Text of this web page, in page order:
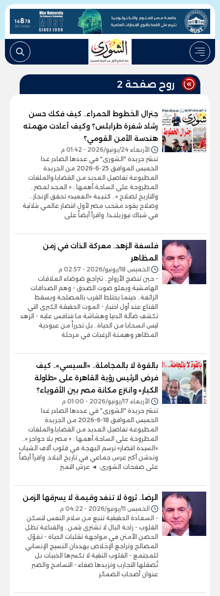
روح صفحة 2
جنرال الخطوط الحمراء.. كيف فكك حسن
رشاد شفرة طرابلس؟ وكيف أعادت مهمته
هندسة الأمن القومي؟
الأربعاء 24/يونيو/2026 - 01:42 م
تنشر جريدة "الشورى" في عددها الصادر غدا
الخميس الموافق 25-6-2026 من الجريدة
المطبوعة تفاصيل العديد من القضايا،والملفات
المطروحة على الساحة،أهمها : « المجد لمصر..
والتاريخ لصلاح ».. كـتـيـبة «العميد» تحقق الإنجاز..
وصلاح يقود منتخب مصر لأول انتصار عالمي بثلاثية
في شباك نيوزيلنـدا. واقرأ أيضاً على
فلسفة الزهد.. معركة الذات في زمن
المظاهر
الخميس 18/يونيو/2026 - 02:57 م
- حين تنضج الأرواح.. تتراجع ضوضاء العلاقات
الهامشية ويعلو صوت الصدق - وهم الصداقات
الزائفة.. حينما يختلط القرب بالمصلحة ويسقط
القناع عند أول اختبار - الموت الحقيقة الكبرى التي
تكشف ضآلة الدنيا وهشاشة ما نتنافس عليه - الزهد
ليس انسحابا من الحياة.. بل تحرراً من عبودية
المظاهر وهيمنة الرغبات في مرحلة
بالقوة لا بالمجاملة.. «السيسي».. كيف
فرض الرئيس رؤية القاهرة على «طاولة
الكبار» وانتزع مكانة مصر بين الأقوياء؟
الأربعاء 17/يونيو/2026 - 01:00 م
تنشر جريدة "الشورى" في عددها الصادر غدا
الخميس الموافق 18-6-2026 من الجريدة
المطبوعة تفاصيل العديد من القضايا،والملفات
المطروحة على الساحة،أهمها : « مصر بلا حواجز »..
«السيدة انتصار» ترسم البهجة في قلوب آلاف الشباب
وتدشن أكبر عرس جماعي في تاريخ البلاد. واقرأ أيضاً
على صفحات الشورى: ◄ عرش التميز
الرضا.. ثروة لا تنفد وقيمة لا يسرقها الزمن
الخميس 11/يونيو/2026 - 04:22 م
- السعادة الحقيقية تنبع من سلام النفس لتسكن
القلوب - راحة البال لا تشترى بثمن.. والقناعة تظل
الحصن الأمتن في مواجهة تقلبات الحياة - تغوّل
المصالح وتراجع الإخلاص يهددان النسيج الإنساني
للمجتمع - القلوب النقية لا تكسرها الخيبات بل
تُصقلها التجارب وتزيدها صفاء - التسامح والصبر
عنوان أصحاب الضمائر